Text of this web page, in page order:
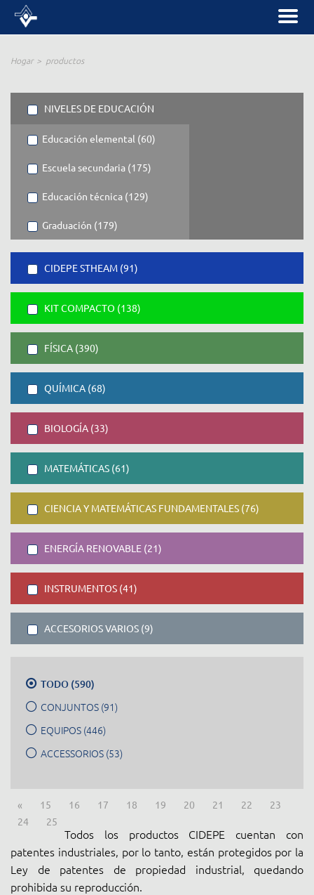
Hogar productos
NIVELES DE EDUCACIÓN
Educación elemental (60)
Escuela secundaria (175)
Educación técnica (129)
Graduación (179)
CIDEPE STHEAM (91)
KIT COMPACTO (138)
FÍSICA (390)
QUÍMICA (68)
BIOLOGÍA (33)
MATEMÁTICAS (61)
CIENCIA Y MATEMÁTICAS FUNDAMENTALES (76)
ENERGÍA RENOVABLE (21)
INSTRUMENTOS (41)
ACCESORIOS VARIOS (9)
TODO (590)
CONJUNTOS (91)
EQUIPOS (446)
ACCESSORIOS (53)
« 15 16 17 18 19 20 21 22
23
24
25
Todos los productos CIDEPE cuentan con
patentes industriales, por lo tanto, están protegidos por la
Ley de patentes de propiedad industrial, quedando
prohibida su reproducción.